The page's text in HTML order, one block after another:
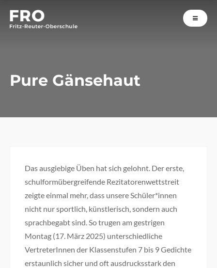
Pure Gänsehaut
Das ausgiebige Üben hat sich gelohnt. Der erste,
schulformübergreifende Rezitatorenwettstreit
zeigte einmal mehr, dass unsere Schüler*innen
nicht nur sportlich, künstlerisch, sondern auch
sprachbegabt sind. So trugen am gestrigen
Montag (17. März 2025) unterschiedliche
VertreterInnen der Klassenstufen 7 bis 9 Gedichte
erstaunlich sicher und oft ausdrucksstark den